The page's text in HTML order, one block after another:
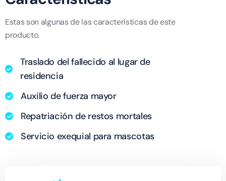
Estas son algunas de las características de este
producto.
Traslado del fallecido al lugar de
residencia
Auxilio de fuerza mayor
Repatriación de restos mortales
Servicio exequial para mascotas